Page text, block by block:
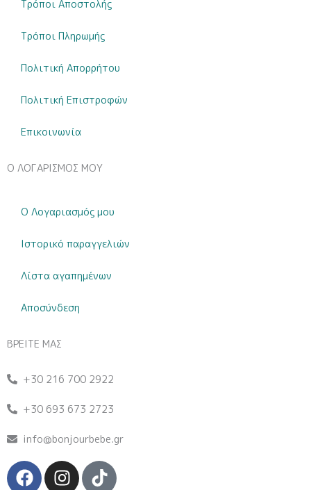
Τρόποι Αποστολής
Τρόποι Πληρωμής
Πολιτική Απορρήτου
Πολιτική Επιστροφών
Επικοινωνία
Ο ΛΟΓΑΡΙΣΜΟΣ ΜΟΥ
Ο Λογαριασμός μου
Ιστορικό παραγγελιών
Λίστα αγαπημένων
Αποσύνδεση
ΒΡΕΙΤΕ ΜΑΣ
+30 216 700 2922
+30 693 673 2723
info@bonjourbebe.gr
F I T